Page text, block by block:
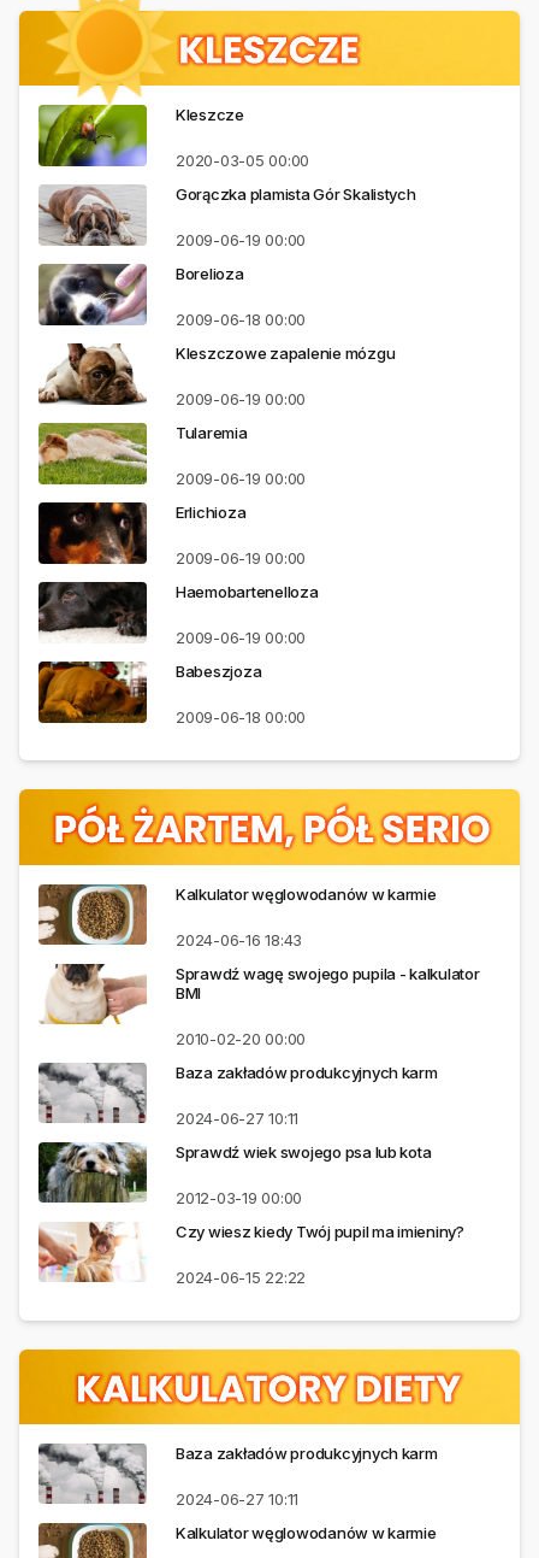
Kleszcze
2020-03-0500:00
Gorączka plamista Gór Skalistych
2009-06-1900:00
Borelioza
2009-06-1800:00
Kleszczowe zapalenie mózgu
2009-06-1900:00
Tularemia
2009-06-1900:00
Erlichioza
2009-06-1900:00
Haemobartenelloza
2009-06-1900:00
Babeszjoza
2009-06-1800:00
Kalkulator węglowodanów w karmie
2024-06-1618:43
Sprawdź wagę swojego pupila - kalkulator
BMI
2010-02-2000:00
Baza zakładów produkcyjnych karm
2024-06-2710:11
Sprawdź wiek swojego psa lub kota
2012-03-1900:00
Czy wiesz kiedy Twój pupil ma imieniny?
2024-06-15 22:22
Baza zakładów produkcyjnych karm
2024-06-2710:11
Kalkulator węglowodanów w karmie